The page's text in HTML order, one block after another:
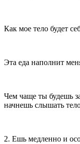
Как мое тело будет
Эта еда наполнит
Чем чаще ты будешь
начнешь слышать
2. Ешь медленно и